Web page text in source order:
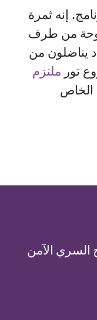
إنه ثمرة
من طرف
من
تورملتزم
الآمن